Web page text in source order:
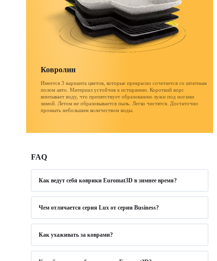
Ковролин
Имеется 3 варианта цветов, которые прекрасно сочетается со штатным
полом авто. Материал устойчив к истиранию. Короткий ворс
впитывает воду, что препятствует образованию лужи под ногами
зимой. Летом не образовывается пыль. Легко чистятся. Достаточно
промыть небольшим количеством воды.
FAQ
Как ведут себя коврики Euromat3D в зимнее время?
в верхний текстильный слой и, частично, в пористый
полимерный слой. Основа коврика 100%
влагонепроницаемая и не дает воде попасть на пол
автомобиля. При включенной печке через 10 - 15 мин.
поверхность станет сухой. Бортик высотой до 40 мм
Чем отличается серия Lux от серии Business?
резиновыми вставками. Такой подпятник защищает
от протирания поверхность под правой ногой
Как ухаживать за коврами?